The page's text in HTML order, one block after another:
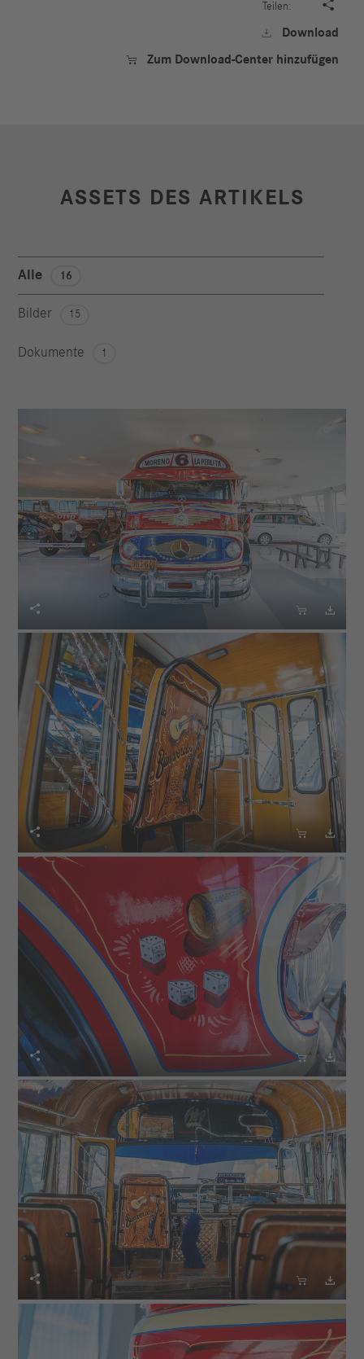
Teilen: 
 Download
 Zum Download-Center hinzufügen
ASSETS DES ARTIKELS
Alle 16
Bilder 15
Dokumente 1
  
  
  
  